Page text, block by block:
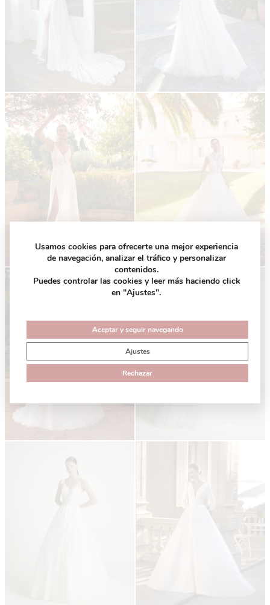
Usamos cookies para ofrecerte una mejor experiencia
de navegación, analizar el tráfico y personalizar
contenidos.
Puedes controlar las cookies y leer más haciendo click
en "Ajustes".
Aceptar y seguir navegando
Rechazar
Ajustes